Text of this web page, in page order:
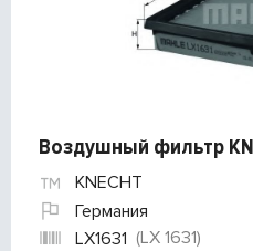
Воздушный фильтр
KNECHT
Германия
LX1631 (LX 1631)